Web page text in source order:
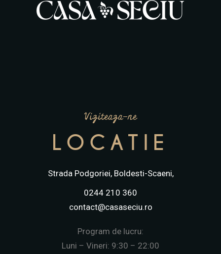
Viziteaza-ne
LOCATIE
Strada Podgoriei, Boldesti-Scaeni,
0244 210 360
contact@casaseciu.ro
Program de lucru:
Luni – Vineri: 9:30 – 22:00